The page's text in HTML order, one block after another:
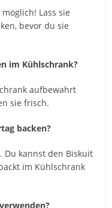
Lass sie
bevor du sie
im Kühlschrank?
aufbewahrt
sie frisch.
backen?
Du kannst den Biskuit
im Kühlschrank